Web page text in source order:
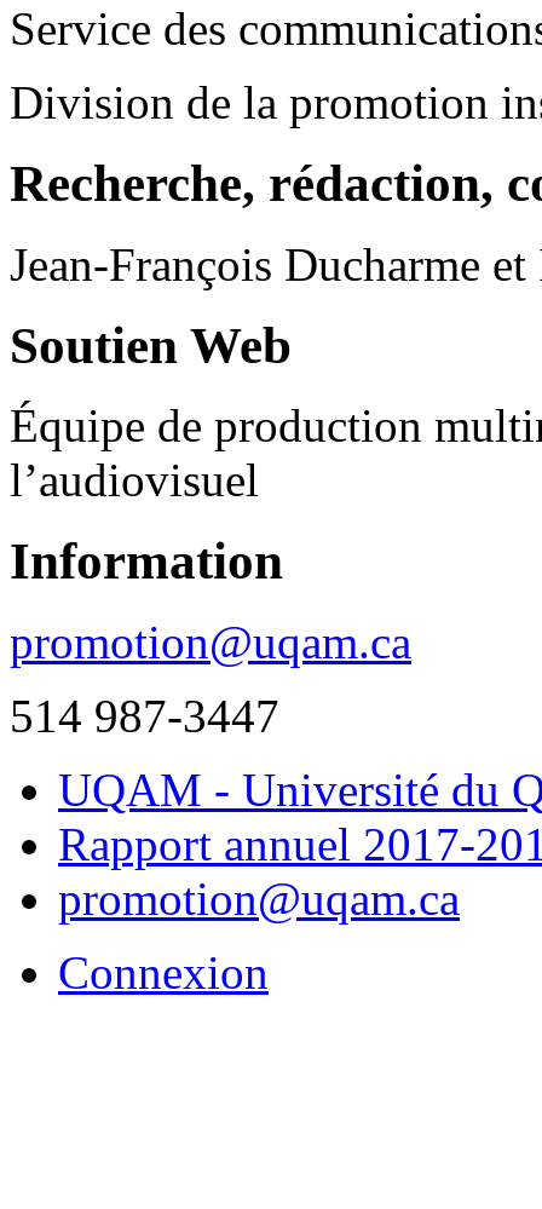
Service des
Division de la promotion
Recherche, rédaction,
Jean-François Ducharme
Soutien Web
Équipe de production
l’audiovisuel
Information
promotion@uqam.ca
514 987-3447
UQAM - Université du
Rapport annuel 2017-
promotion@uqam.ca
Connexion